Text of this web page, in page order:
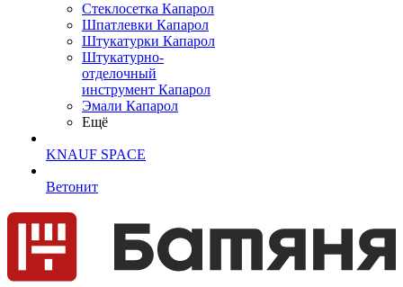
Cтеклосетка Капарол
Шпатлевки Капарол
Штукатурки Капарол
Штукатурно-
отделочный
инструмент Капарол
Эмали Капарол
Ещё
KNAUF SPACE
Ветонит